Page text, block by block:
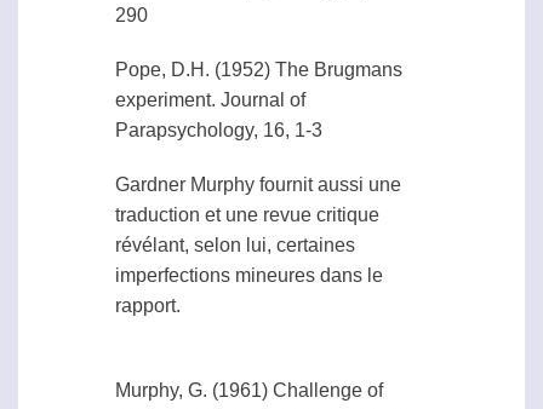
290
Pope, D.H. (1952) The Brugmans
experiment. Journal of
Parapsychology, 16, 1-3
Gardner Murphy fournit aussi une
traduction et une revue critique
révélant, selon lui, certaines
imperfections mineures dans le
rapport.
Murphy, G. (1961) Challenge of